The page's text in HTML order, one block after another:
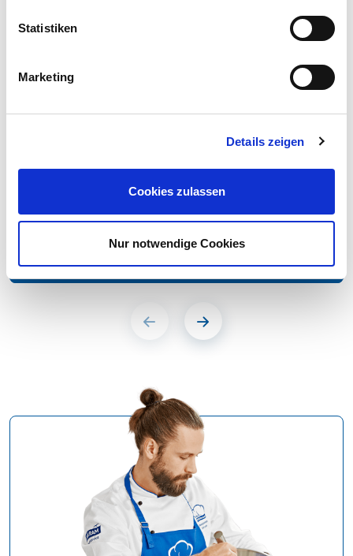
Statistiken
Marketing
Details zeigen
Cookies zulassen
Nur notwendige Cookies
Karotten-Superstulle